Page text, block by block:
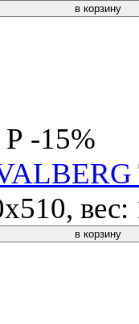
в корзину
Р -15%
вес:
в корзину